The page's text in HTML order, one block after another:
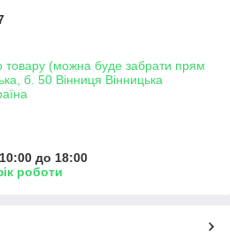
товару (можна буде забрати прям
б. 50 Вінниця Вінницька
до 18:00
роботи